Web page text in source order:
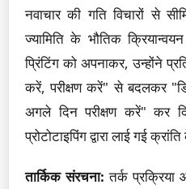
नवाचार की गति विचारों से
ज्यामिति के भौतिक
प्रिंटिंग को अपनाकर, उन्होंने
करें, परीक्षण करें" से बदलकर
अगले दिन परीक्षण करें" कर
प्रोटोटाइपिंग द्वारा लाई गई
तार्किक संरचना: तर्क प्रक्रिया